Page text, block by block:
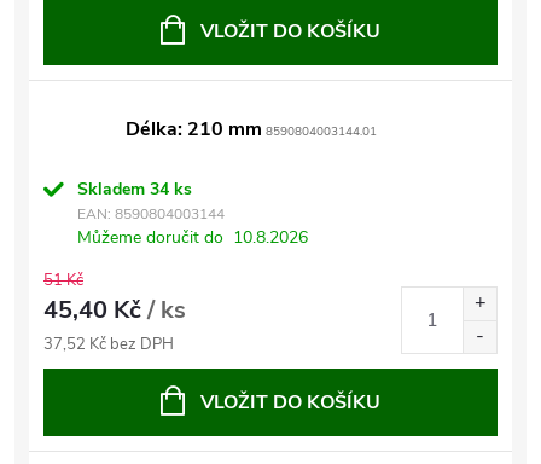
VLOŽIT DO KOŠÍKU
Délka: 210 mm 8590804003144.01
Skladem 34 ks
EAN: 8590804003144
Můžeme doručit do 10.8.2026
51 Kč
45,40 Kč/ ks
37,52 Kč bez DPH
VLOŽIT DO KOŠÍKU